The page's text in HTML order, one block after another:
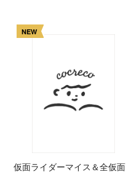
NEW
仮面ライダーマイス＆全仮面